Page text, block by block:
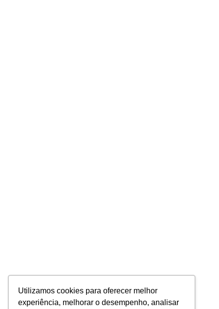
Utilizamos cookies para oferecer melhor
experiência, melhorar o desempenho, analisar